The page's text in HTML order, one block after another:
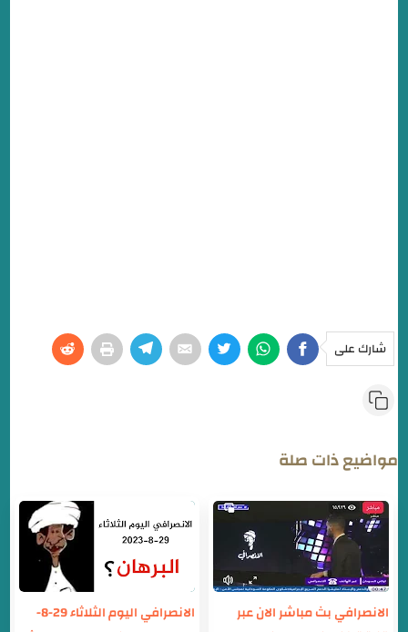
شارك على
مواضيع ذات صلة
الانصرافي بث مباشر الان عبر
الانصرافي اليوم الثلاثاء 29-8-